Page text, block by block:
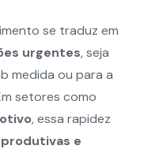
se traduz em
urgentes, seja
medida ou para a
setores como
, essa rapidez
e